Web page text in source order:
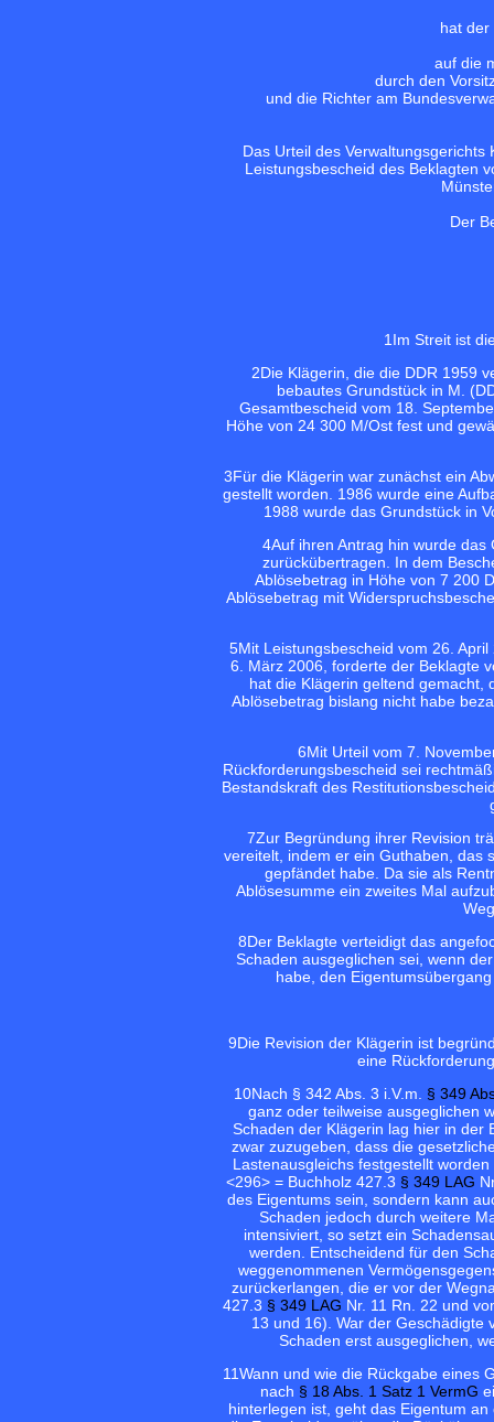
hat der
auf die
durch den
und die Richter am
Das Urteil des
Leistungsbescheid des Beklagten
Der
1 Im Streit ist
2Die Klägerin, die die DDR 1959
bebautes Grundstück in M.
Gesamtbescheid vom 18.
Höhe von 24 300 M/Ost fest und
3Für die Klägerin war zunächst ein
gestellt worden. 1986 wurde eine
1988 wurde das Grundstück in
4Auf ihren Antrag hin wurde
zurückübertragen. In dem
Ablösebetrag in Höhe von 7 200
Ablösebetrag mit
5Mit Leistungsbescheid vom 26.
6. März 2006, forderte der Beklagte
hat die Klägerin geltend gemacht,
Ablösebetrag bislang nicht habe
6Mit Urteil vom 7.
Rückforderungsbescheid sei
Bestandskraft des
7Zur Begründung ihrer Revision
vereitelt, indem er ein Guthaben, das
gepfändet habe. Da sie als
Ablösesumme ein zweites Mal
8Der Beklagte verteidigt das
Schaden ausgeglichen sei, wenn
habe, den
9Die Revision der Klägerin ist
eine
10Nach § 342 Abs. 3 i.V.m. § 349
ganz oder teilweise ausgeglichen
Schaden der Klägerin lag hier in der
zwar zuzugeben, dass die
Lastenausgleichs festgestellt
<296> = Buchholz 427.3 § 349 LAG
des Eigentums sein, sondern kann
Schaden jedoch durch weitere
intensiviert, so setzt ein
werden. Entscheidend für den
weggenommenen
zurückerlangen, die er vor der
427.3 § 349 LAG Nr. 11 Rn. 22 und
13 und 16). War der Geschädigte
Schaden erst ausgeglichen,
11Wann und wie die Rückgabe eines
nach § 18 Abs. 1 Satz 1 VermG
hinterlegen ist, geht das Eigentum